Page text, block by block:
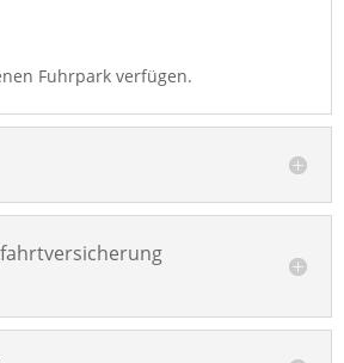
Fuhrpark verfügen.